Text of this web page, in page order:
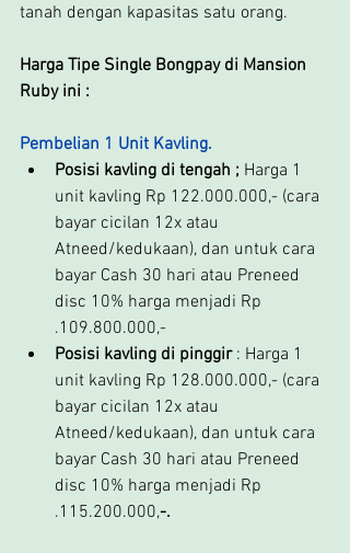
tanah dengan kapasitas satu orang.
Harga Tipe Single Bongpay di Mansion
Ruby ini :
Pembelian 1 Unit Kavling.
Posisi kavling di tengah ; Harga 1
unit kavling Rp 122.000.000,- (cara
bayar cicilan 12x atau
Atneed/kedukaan), dan untuk cara
bayar Cash 30 hari atau Preneed
disc 10% harga menjadi Rp
.109.800.000,-
Posisi kavling di pinggir : Harga 1
unit kavling Rp 128.000.000,- (cara
bayar cicilan 12x atau
Atneed/kedukaan), dan untuk cara
bayar Cash 30 hari atau Preneed
disc 10% harga menjadi Rp
.115.200.000,-.